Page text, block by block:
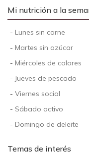
Mi nutrición a la
- Lunes sin carne
- Martes sin azúcar
- Miércoles de colores
- Jueves de pescado
- Viernes social
- Sábado activo
- Domingo de deleite
Temas de interés